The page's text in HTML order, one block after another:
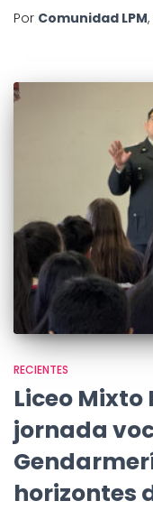
Por Comunidad LPM
RECIENTES
Liceo
jornada
horizontes